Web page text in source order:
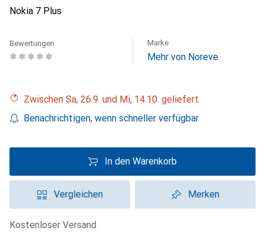
Nokia 7 Plus
Bewertungen Marke
Mehr von Noreve
Zwischen Sa, 26.9. und Mi, 14.10. geliefert
Benachrichtigen, wenn schneller verfügbar
In den Warenkorb
Vergleichen Merken
kostenloser Versand